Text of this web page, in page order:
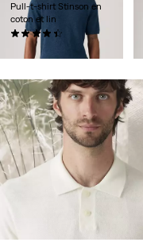
Pull-t-shirt Stinson en
coton et lin
59,00 €